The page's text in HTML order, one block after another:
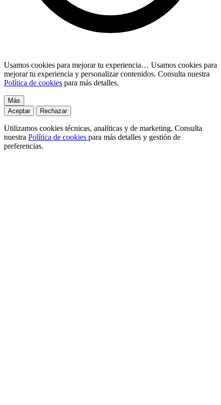
Usamos cookies para mejorar tu experiencia… Usamos cookies para
mejorar tu experiencia y personalizar contenidos. Consulta nuestra
Política de cookies para más detalles.
Más
Aceptar
Rechazar
Utilizamos cookies técnicas, analíticas y de marketing. Consulta
nuestra Política de cookies para más detalles y gestión de
preferencias.